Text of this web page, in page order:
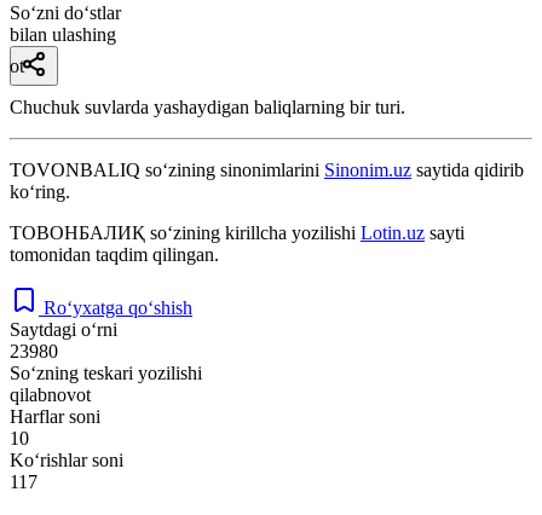
So‘zni do‘stlar
bilan ulashing
ot
Chuchuk suvlarda yashaydigan baliqlarning bir turi.
TOVONBALIQ so‘zining sinonimlarini Sinonim.uz saytida qidirib
ko‘ring.
ТОВОНБАЛИҚ so‘zining kirillcha yozilishi Lotin.uz sayti
tomonidan taqdim qilingan.
Ro‘yxatga qo‘shish
Saytdagi o‘rni
23980
So‘zning teskari yozilishi
qilabnovot
Harflar soni
10
Ko‘rishlar soni
117